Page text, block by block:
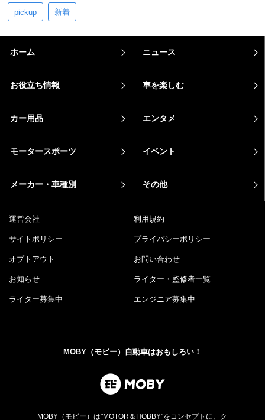
pickup 新着
ホーム ニュース
お役立ち情報 車を楽しむ
カー用品 エンタメ
モータースポーツ イベント
メーカー・車種別 その他
運営会社 利用規約
サイトポリシー プライバシーポリシー
オプトアウト お問い合わせ
お知らせ ライター・監修者一覧
ライター募集中 エンジニア募集中
MOBY（モビー）自動車はおもしろい！
MOBY（モビー）は"MOTOR＆HOBBY"をコンセプトに、ク